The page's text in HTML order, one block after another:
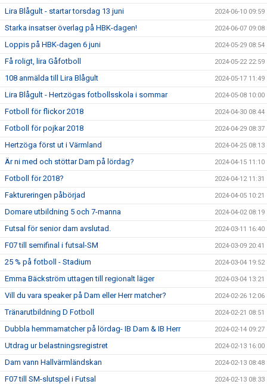
Lira Blågult - startar torsdag 13 juni 2024-06-10 09:59
Starka insatser överlag på HBK-dagen! 2024-06-07 09:08
Loppis på HBK-dagen 6 juni 2024-05-29 08:54
Få roligt, lira Gåfotboll 2024-05-22 22:59
108 anmälda till Lira Blågult 2024-05-17 11:49
Lira Blågult - Hertzögas fotbollsskola i sommar 2024-05-08 10:00
Fotboll för flickor 2018 2024-04-30 08:44
Fotboll för pojkar 2018 2024-04-29 08:37
Hertzöga först ut i Värmland 2024-04-25 08:13
Är ni med och stöttar Dam på lördag? 2024-04-15 11:10
Fotboll för 2018? 2024-04-12 11:31
Faktureringen påbörjad 2024-04-05 10:21
Domare utbildning 5 och 7-manna 2024-04-02 08:19
Futsal för senior dam avslutad. 2024-03-11 16:40
F07 till semifinal i futsal-SM 2024-03-09 20:41
25 % på fotboll - Stadium 2024-03-04 19:52
Emma Bäckström uttagen till regionalt läger 2024-03-04 13:21
Vill du vara speaker på Dam eller Herr matcher? 2024-02-26 12:06
Tränarutbildning D Fotboll 2024-02-21 08:51
Dubbla hemmamatcher på lördag- IB Dam & IB Herr 2024-02-14 09:27
Utdrag ur belastningsregistret 2024-02-13 16:00
Dam vann Hallvärmländskan 2024-02-13 08:48
F07 till SM-slutspel i Futsal 2024-02-13 08:33